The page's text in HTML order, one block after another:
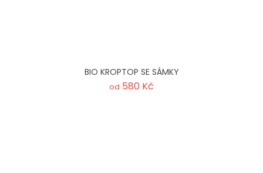
BIO KROPTOP SE SÁMKY
od 580 Kč